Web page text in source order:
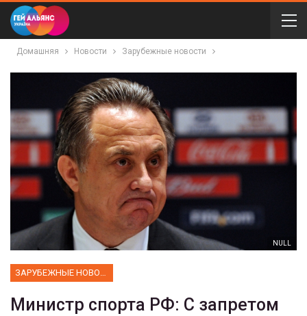
Домашняя Новости Зарубежные новости
NULL
ЗАРУБЕЖНЫЕ НОВОСТИ
Министр спорта РФ: С запретом